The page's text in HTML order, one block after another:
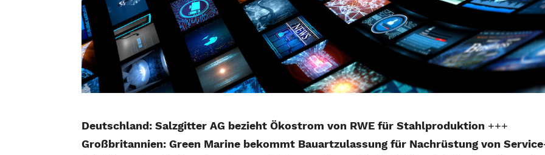
Deutschland: Salzgitter AG bezieht Ökostrom von RWE für Stahlproduktion +++
Großbritannien: Green Marine bekommt Bauartzulassung für Nachrüstung von